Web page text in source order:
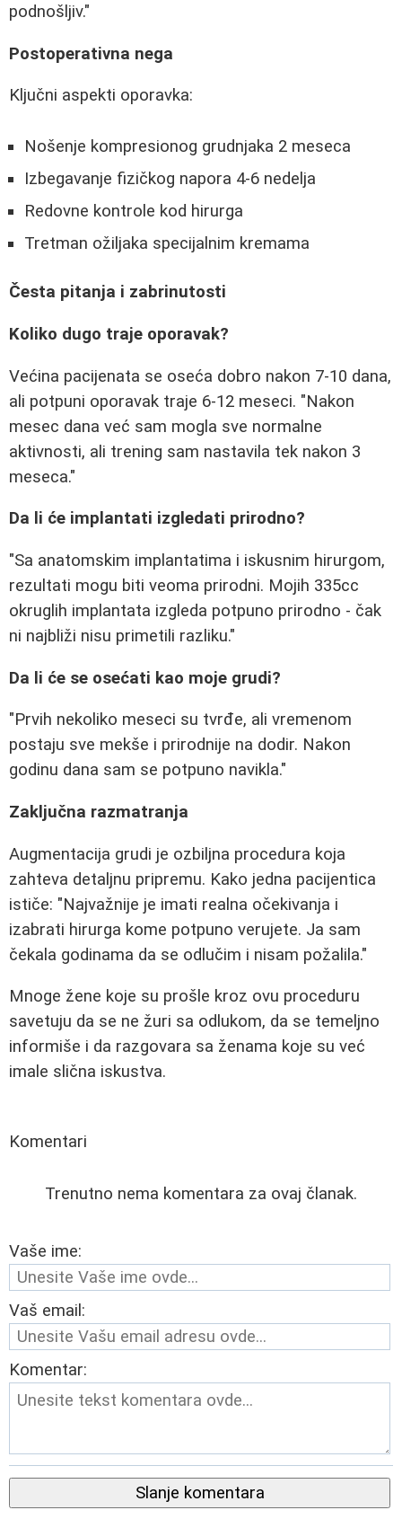
podnošljiv."
Postoperativna nega
Ključni aspekti oporavka:
Nošenje kompresionog grudnjaka 2 meseca
Izbegavanje fizičkog napora 4-6 nedelja
Redovne kontrole kod hirurga
Tretman ožiljaka specijalnim kremama
Česta pitanja i zabrinutosti
Koliko dugo traje oporavak?
Većina pacijenata se oseća dobro nakon 7-10 dana,
ali potpuni oporavak traje 6-12 meseci. "Nakon
mesec dana već sam mogla sve normalne
aktivnosti, ali trening sam nastavila tek nakon 3
meseca."
Da li će implantati izgledati prirodno?
"Sa anatomskim implantatima i iskusnim hirurgom,
rezultati mogu biti veoma prirodni. Mojih 335cc
okruglih implantata izgleda potpuno prirodno - čak
ni najbliži nisu primetili razliku."
Da li će se osećati kao moje grudi?
"Prvih nekoliko meseci su tvrđe, ali vremenom
postaju sve mekše i prirodnije na dodir. Nakon
godinu dana sam se potpuno navikla."
Zaključna razmatranja
Augmentacija grudi je ozbiljna procedura koja
zahteva detaljnu pripremu. Kako jedna pacijentica
ističe: "Najvažnije je imati realna očekivanja i
izabrati hirurga kome potpuno verujete. Ja sam
čekala godinama da se odlučim i nisam požalila."
Mnoge žene koje su prošle kroz ovu proceduru
savetuju da se ne žuri sa odlukom, da se temeljno
informiše i da razgovara sa ženama koje su već
imale slična iskustva.
Komentari
Trenutno nema komentara za ovaj članak.
Vaše ime:
Vaš email:
Komentar:
Slanje komentara